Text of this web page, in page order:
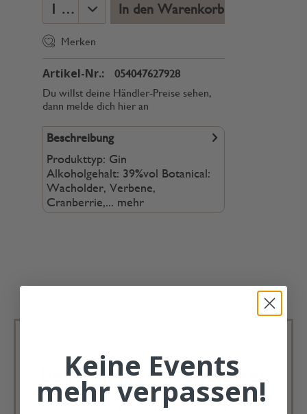
In den Warenkorb
Merken
Artikel-Nr.:
054047627928
Du willst deine Händler-Preise sehen,
dann melde dich hier an
Beschreibung
Produkttyp: Gin
Alkoholgehalt: 39%vol Botanical:
Wacholder, Verbene,
Cranberrie,... mehr
Deko Andreas Newsletter
Immer schön, immer aktuell.
Keine Events
mehr verpassen!